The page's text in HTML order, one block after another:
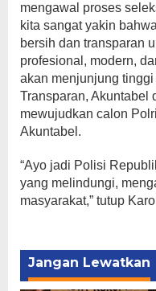
mengawal proses
kita sangat yakin
bersih dan transparan
profesional, modern,
akan menjunjung tinggi
Transparan, Akuntabel
mewujudkan calon
Akuntabel.
“Ayo jadi Polisi
yang melindungi,
masyarakat,” tutup
Jangan Lewatkan